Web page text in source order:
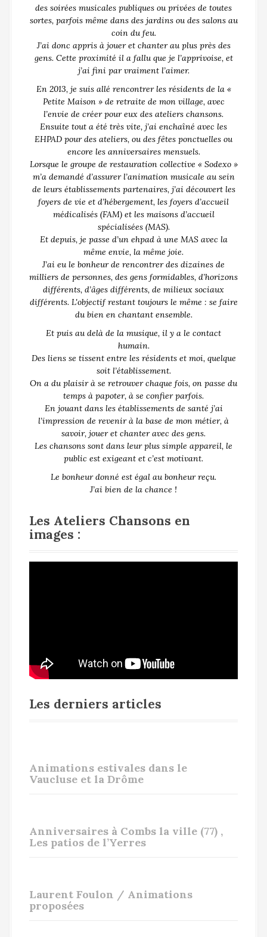
des soirées musicales publiques ou privées de toutes
sortes, parfois même dans des jardins ou des salons au
coin du feu.
J’ai donc appris à jouer et chanter au plus près des
gens. Cette proximité il a fallu que je l’apprivoise, et
j’ai fini par vraiment l’aimer.
En 2013, je suis allé rencontrer les résidents de la «
Petite Maison » de retraite de mon village, avec
l’envie de créer pour eux des ateliers chansons.
Ensuite tout a été très vite, j’ai enchaîné avec les
EHPAD pour des ateliers, ou des fêtes ponctuelles ou
encore les anniversaires mensuels.
Lorsque le groupe de restauration collective « Sodexo »
m’a demandé d’assurer l’animation musicale au sein
de leurs établissements partenaires, j’ai découvert les
foyers de vie et d’hébergement, les foyers d’accueil
médicalisés (FAM) et les maisons d’accueil
spécialisées (MAS).
Et depuis, je passe d’un ehpad à une MAS avec la
même envie, la même joie.
J’ai eu le bonheur de rencontrer des dizaines de
milliers de personnes, des gens formidables, d’horizons
différents, d’âges différents, de milieux sociaux
différents. L'objectif restant toujours le même : se faire
du bien en chantant ensemble.
Et puis au delà de la musique, il y a le contact
humain.
Des liens se tissent entre les résidents et moi, quelque
soit l’établissement.
On a du plaisir à se retrouver chaque fois, on passe du
temps à papoter, à se confier parfois.
En jouant dans les établissements de santé j’ai
l’impression de revenir à la base de mon métier, à
savoir, jouer et chanter avec des gens.
Les chansons sont dans leur plus simple appareil, le
public est exigeant et c’est motivant.
Le bonheur donné est égal au bonheur reçu.
J’ai bien de la chance !
Les Ateliers Chansons en
images :
Les derniers articles
Animations estivales dans le
Vaucluse et la Drôme
Anniversaires à Combs la ville (77) ,
Les patios de l’Yerres
Laurent Foulon / Animations
proposées